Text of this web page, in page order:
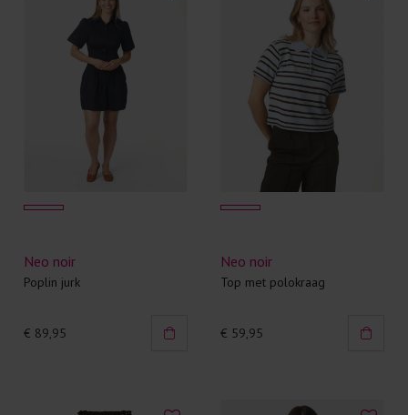
Neo noir
Poplin jurk
€ 89,95
Neo noir
Top met polokraag
€ 59,95